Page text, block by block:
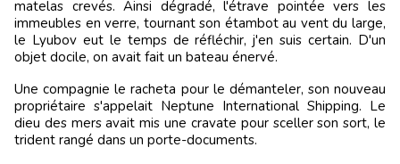
matelas crevés. Ainsi dégradé, l'étrave pointée vers les
immeubles en verre, tournant son étambot au vent du large,
le Lyubov eut le temps de réfléchir, j'en suis certain. D'un
objet docile, on avait fait un bateau énervé.
Une compagnie le racheta pour le démanteler, son nouveau
propriétaire s'appelait Neptune International Shipping. Le
dieu des mers avait mis une cravate pour sceller son sort, le
trident rangé dans un porte-documents.